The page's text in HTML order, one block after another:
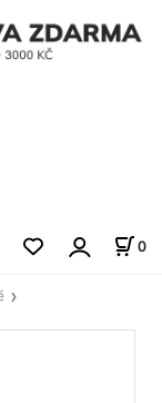
0